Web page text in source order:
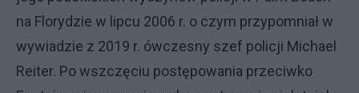
na Florydzie w lipcu 2006 r. o czym przypomniał w
wywiadzie z 2019 r. ówczesny szef policji Michael
Reiter. Po wszczęciu postępowania przeciwko